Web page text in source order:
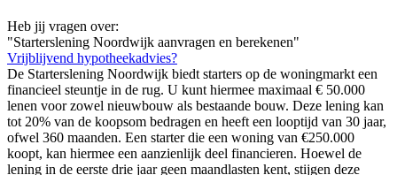
Heb jij vragen over:
"Starterslening Noordwijk aanvragen en berekenen"
Vrijblijvend hypotheekadvies?
De Starterslening Noordwijk biedt starters op de woningmarkt een
financieel steuntje in de rug. U kunt hiermee maximaal € 50.000
lenen voor zowel nieuwbouw als bestaande bouw. Deze lening kan
tot 20% van de koopsom bedragen en heeft een looptijd van 30 jaar,
ofwel 360 maanden. Een starter die een woning van €250.000
koopt, kan hiermee een aanzienlijk deel financieren. Hoewel de
lening in de eerste drie jaar geen maandlasten kent, stijgen deze